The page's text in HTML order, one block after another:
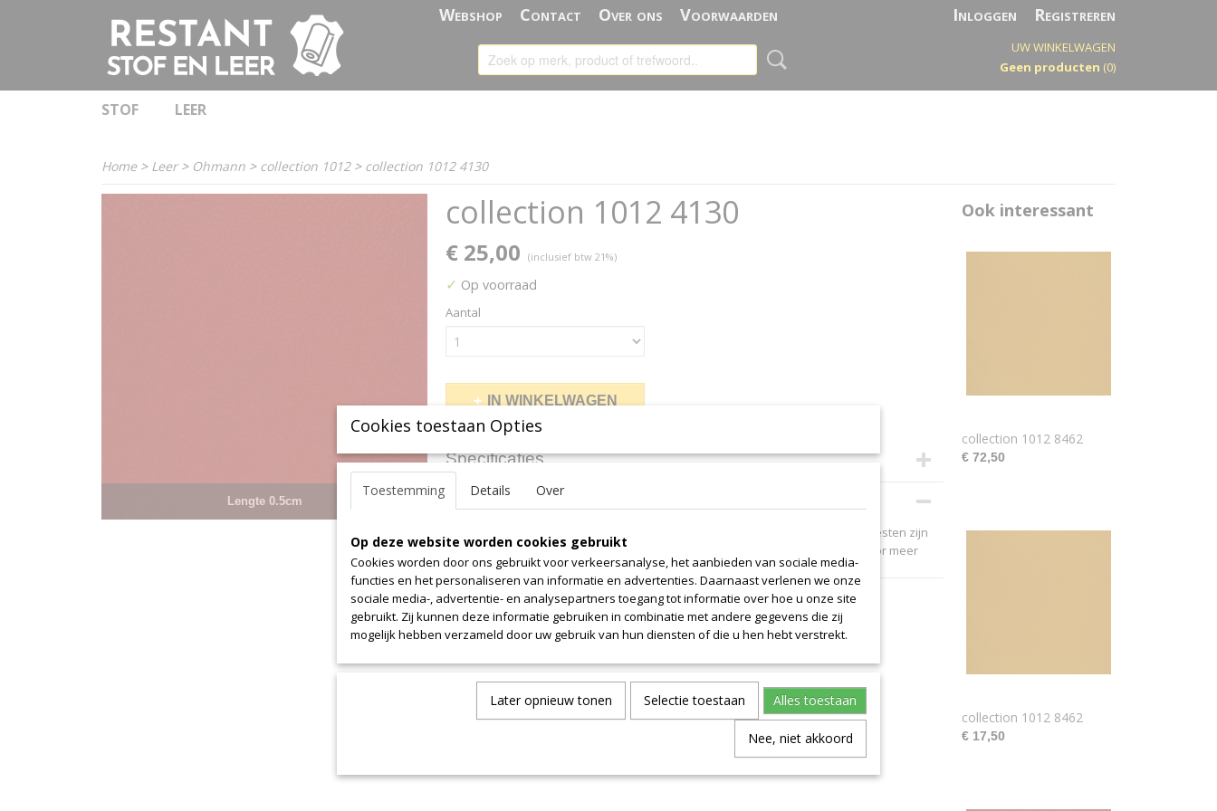
Webshop Contact Over ons Voorwaarden Inloggen Registreren
UW WINKELWAGEN
Geen producten (0)
STOF LEER
Home> Leer> Ohmann > collection 1012> collection 1012 4130
Lengte 0.5cm
collection 1012 4130
€ 25,00 (inclusief btw 21%)
✓ Op voorraad
Aantal
IN WINKELWAGEN
Specificaties
Productcode leverancier
Omschrijving
Oppervlak 0.5 m2. Let op! Prijs is alleen voor dit uniek stuk. Overgebleven leerresten zijn
per definitie allemaal van onregelmatige vormen. Neem contact met ons op voor meer
informatie.
Ook interessant
collection 1012 8462
€ 72,50
collection 1012 8462
€ 17,50
Cookies toestaan Opties
Toestemming Details Over
Op deze website worden cookies gebruikt
Cookies worden door ons gebruikt voor verkeersanalyse, het aanbieden van sociale media-
functies en het personaliseren van informatie en advertenties. Daarnaast verlenen we onze
sociale media-, advertentie- en analysepartners toegang tot informatie over hoe u onze site
gebruikt. Zij kunnen deze informatie gebruiken in combinatie met andere gegevens die zij
mogelijk hebben verzameld door uw gebruik van hun diensten of die u hen hebt verstrekt.
Later opnieuw tonen Selectie toestaan Alles toestaan
Nee, niet akkoord